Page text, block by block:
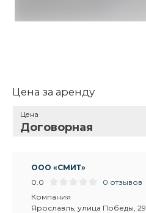
Цена за аренду
Цена
Договорная
ООО «СМИТ»
0.0
0 отзывов
Компания
Ярославль, улица Победы, 29